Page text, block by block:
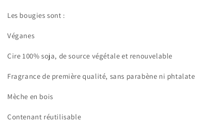
Les bougies sont :
Véganes
Cire 100% soja, de source végétale et renouvelable
Fragrance de première qualité, sans parabène ni phtalate
Mèche en bois
Contenant réutilisable